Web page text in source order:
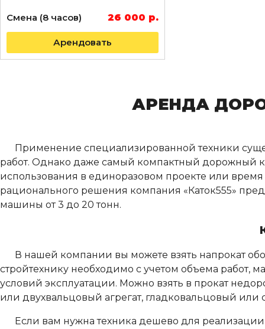
Смена (8 часов) 26 000 р.
Арендовать
АРЕНДА
Применение специализированной техники
работ. Однако даже самый компактный дорожный
использования в единоразовом проекте или
рационального решения компания «Каток555»
машины от 3 до 20 тонн.
В нашей компании вы можете взять напрокат
стройтехнику необходимо с учетом объема работ,
условий эксплуатации. Можно взять в прокат
или двухвальцовый агрегат, гладковальцовый
Если вам нужна техника дешево для